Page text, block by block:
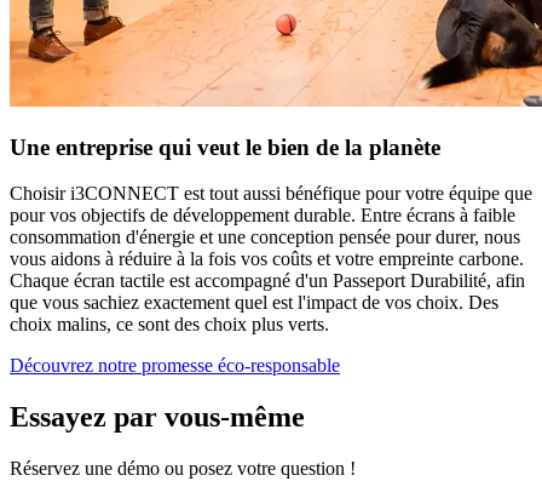
Une entreprise qui veut le bien de la planète
Choisir i3CONNECT est tout aussi bénéfique pour votre équipe que
pour vos objectifs de développement durable. Entre écrans à faible
consommation d'énergie et une conception pensée pour durer, nous
vous aidons à réduire à la fois vos coûts et votre empreinte carbone.
Chaque écran tactile est accompagné d'un Passeport Durabilité, afin
que vous sachiez exactement quel est l'impact de vos choix. Des
choix malins, ce sont des choix plus verts.
Découvrez notre promesse éco-responsable
Essayez par vous-même
Réservez une démo ou posez votre question !